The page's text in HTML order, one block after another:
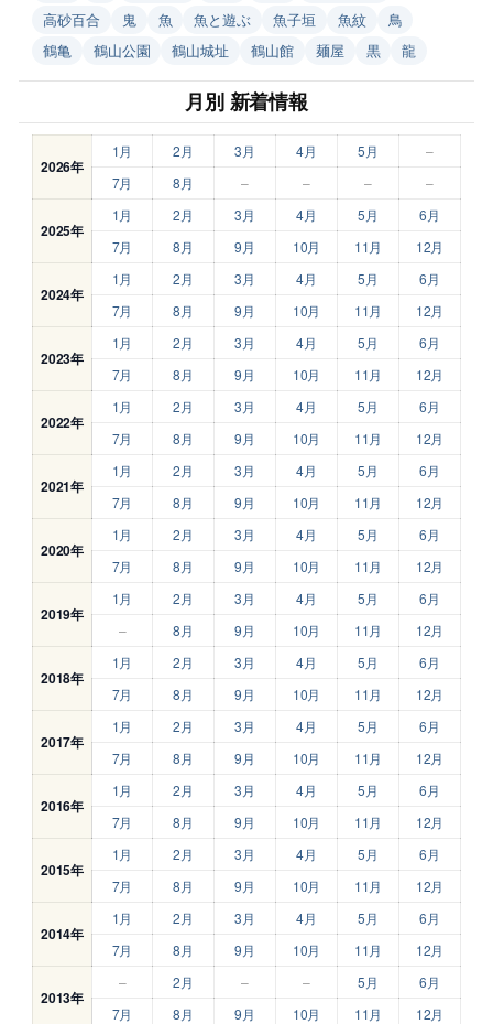
高砂百合
鬼 魚 魚と遊ぶ 魚子垣 魚紋
鳥
鶴亀
鶴山公園 鶴山城址 鶴山館 麺屋 黒 龍
月別 新着情報
2026年
1月 2月 3月 4月 5月
–
7月
8月 – – – –
2025年
1月 2月 3月 4月 5月
6月
7月
8月 9月 10月 11月 12月
2024年
1月 2月 3月 4月 5月
6月
7月
8月 9月 10月 11月 12月
2023年
1月 2月 3月 4月 5月
6月
7月
8月 9月 10月 11月 12月
2022年
1月 2月 3月 4月 5月
6月
7月
8月 9月 10月 11月 12月
2021年
1月 2月 3月 4月 5月
6月
7月
8月 9月 10月 11月 12月
2020年
1月 2月 3月 4月 5月
6月
7月
8月 9月 10月 11月 12月
2019年
1月 2月 3月 4月 5月
6月
–
8月 9月 10月 11月 12月
2018年
1月 2月 3月 4月 5月
6月
7月
8月 9月 10月 11月 12月
2017年
1月 2月 3月 4月 5月
6月
7月
8月 9月 10月 11月 12月
2016年
1月 2月 3月 4月 5月
6月
7月
8月 9月 10月 11月 12月
2015年
1月 2月 3月 4月 5月
6月
7月
8月 9月 10月 11月 12月
2014年
1月 2月 3月 4月 5月
6月
7月
8月 9月 10月 11月 12月
2013年
– 2月 – – 5月
6月
7月
8月 9月 10月 11月 12月